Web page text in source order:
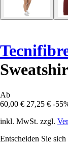
Ab
60,00 € 27,25 € -
inkl. MwSt. zzgl.
Entscheiden Sie